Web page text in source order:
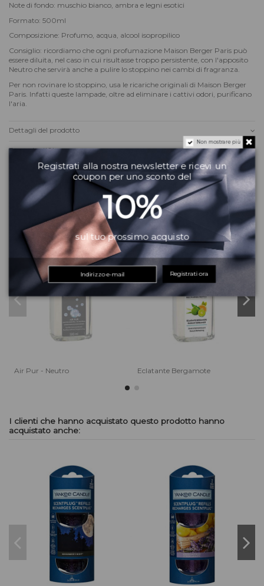
Note di fondo: muschio bianco, ambra e legni esotici
Formato: 500ml
Composizione: Profumo, acqua, alcool isopropilico
Consiglio: ricordiamo che ogni profumazione Maison Berger Paris può
essere diluita, nel caso in cui risultasse troppo persistente, con l'apposito
Neutro che servirà anche a pulire lo stoppino nei cambi di fragranza.
Per non rovinare lo stoppino, usa le ricariche originali di Maison Berger
Paris. Infatti queste lampade, oltre ad eliminare i cattivi odori, purificano
l'aria.
Dettagli del prodotto
Recensioni(0)
Potrebbe piacerti anche
Air Pur - Neutro Eclatante Bergamote
I clienti che hanno acquistato questo prodotto hanno
acquistato anche:
Non mostrare più
Registrati alla nostra newsletter e ricevi un
coupon per uno sconto del
10%
sul tuo prossimo acquisto
Registrati ora